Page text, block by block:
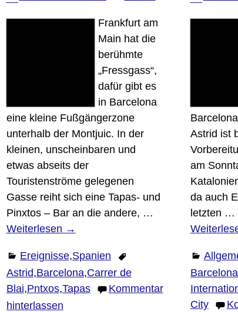
Frankfurt am
Main hat die
berühmte
„Fressgass“,
dafür gibt es
in Barcelona
eine kleine Fußgängerzone
unterhalb der Montjuic. In der
kleinen, unscheinbaren und
etwas abseits der
Touristenströme gelegenen
Gasse reiht sich eine Tapas- und
Pinxtos – Bar an die andere, …
Weiterlesen →
Ereignisse,Spanien
Astrid,Barcelona,Carrer de
Blai,Pntxos,Tapas
Kommentar
hinterlassen
Astrid ist
am
da auch
letzten …
Barcelona
City